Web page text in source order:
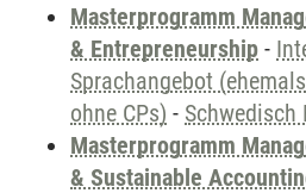
Masterprogramm
& Entrepreneurship -
Sprachangebot
ohne CPs) - Schwedisch
Masterprogramm
& Sustainable